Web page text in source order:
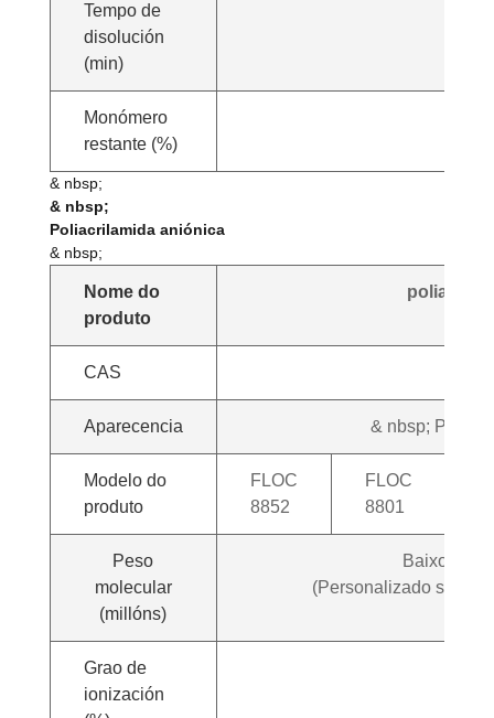
Tempo de
disolución
(min)
Monómero
restante (%)
& nbsp;
& nbsp;
Poliacrilamida aniónica
& nbsp;
Nome do
produto
CAS
Aparecencia & nbsp; Polo
Modelo do
produto
FLOC
8852
FLOC
8801
Peso
molecular
(millóns)
Baixo-
(Personalizado
Grao de
ionización